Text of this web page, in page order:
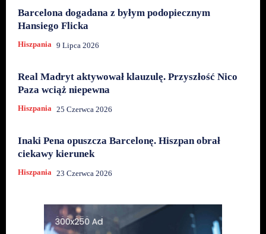
Barcelona dogadana z byłym podopiecznym
Hansiego Flicka
Hiszpania 9 Lipca 2026
Real Madryt aktywował klauzulę. Przyszłość Nico
Paza wciąż niepewna
Hiszpania 25 Czerwca 2026
Inaki Pena opuszcza Barcelonę. Hiszpan obrał
ciekawy kierunek
Hiszpania 23 Czerwca 2026